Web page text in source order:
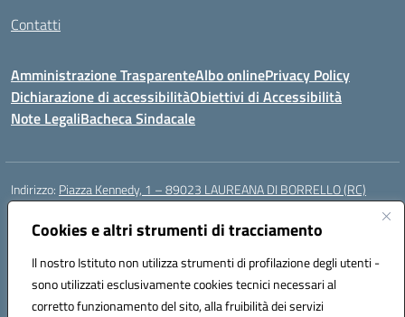
Cookies e altri strumenti di tracciamento
Il nostro Istituto non utilizza strumenti di profilazione degli utenti -
sono utilizzati esclusivamente cookies tecnici necessari al
corretto funzionamento del sito, alla fruibilità dei servizi
Contatti
Amministrazione TrasparenteAlbo onlinePrivacy Policy
Dichiarazione di accessibilitàObiettivi di Accessibilità
Note LegaliBacheca Sindacale
Indirizzo: Piazza Kennedy, 1 – 89023 LAUREANA DI BORRELLO (RC)
Centralino:
Posta elettronica certificata (PEC):rcic84800t@pec.istruzione.it
Codice fiscale: 82000940807
Codice meccanografico:RCIC84800T
Codice Indice delle Pubbliche Amministrazioni (IPA): istsc_rcic84800t